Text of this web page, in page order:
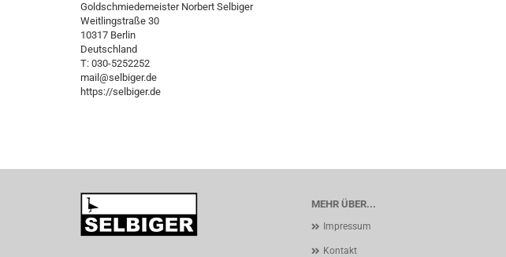
Goldschmiedemeister Norbert Selbiger
Weitlingstraße 30
10317 Berlin
Deutschland
T: 030-5252252
mail@selbiger.de
https://selbiger.de
MEHR ÜBER...
Impressum
Kontakt